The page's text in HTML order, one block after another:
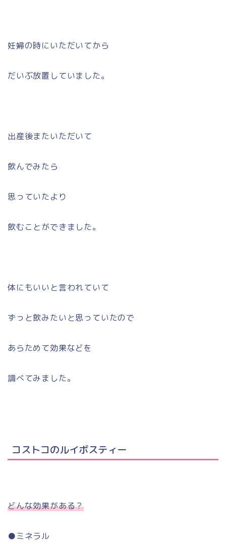
妊婦の時にいただいてから
だいぶ放置していました。
出産後またいただいて
飲んでみたら
思っていたより
飲むことができました。
体にもいいと言われていて
ずっと飲みたいと思っていたので
あらためて効果などを
調べてみました。
コストコのルイボスティー
どんな効果がある？
●ミネラル